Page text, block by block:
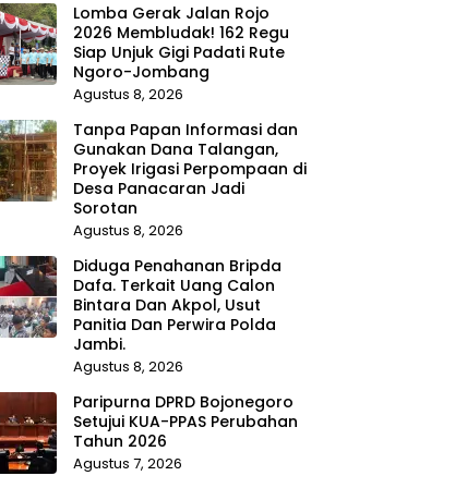
Lomba Gerak Jalan Rojo
2026 Membludak! 162 Regu
Siap Unjuk Gigi Padati Rute
Ngoro-Jombang
Agustus 8, 2026
Tanpa Papan Informasi dan
Gunakan Dana Talangan,
Proyek Irigasi Perpompaan di
Desa Panacaran Jadi
Sorotan
Agustus 8, 2026
Diduga Penahanan Bripda
Dafa. Terkait Uang Calon
Bintara Dan Akpol, Usut
Panitia Dan Perwira Polda
Jambi.
Agustus 8, 2026
Paripurna DPRD Bojonegoro
Setujui KUA-PPAS Perubahan
Tahun 2026
Agustus 7, 2026